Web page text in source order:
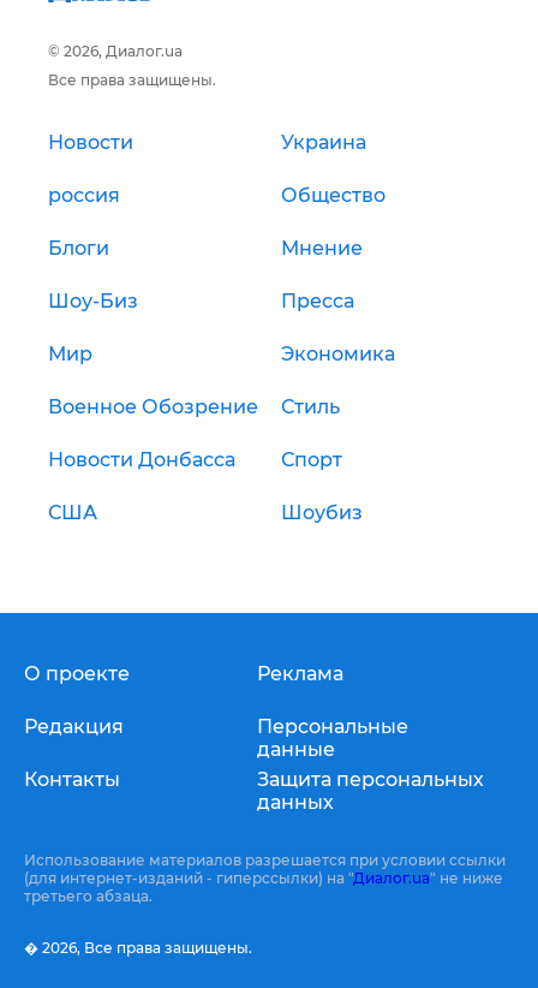
© 2026, Диалог.ua
Все права защищены.
Новости Украина
россия Общество
Блоги Мнение
Шоу-Биз Пресса
Мир Экономика
Военное Обозрение Стиль
Новости Донбасса Спорт
США Шоубиз
О проекте
Редакция
Контакты
Реклама
Персональные
данные
Защита персональных
данных
Использование материалов разрешается при условии ссылки
(для интернет-изданий - гиперссылки) на "Диалог.ua" не ниже
третьего абзаца.
� 2026, Все права защищены.